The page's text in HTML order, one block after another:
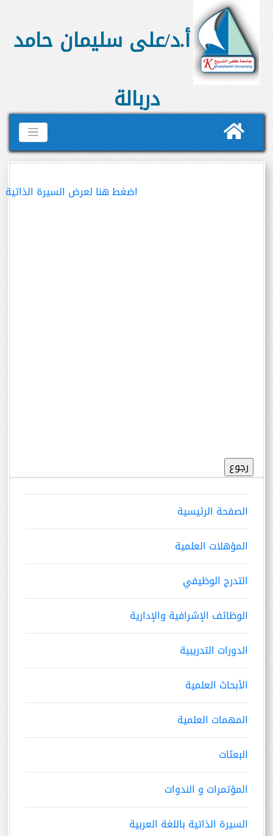
أ.د/على سليمان حامد
دربالة
الصفحة الرئيسية
المؤهلات العلمية
التدرج الوظيفي
الوظائف الإشرافية والإدارية
الدورات التدريبية
الأبحاث العلمية
المهمات العلمية
البعثات
المؤتمرات و الندوات
السيرة الذاتية باللغة العربية
اضغط هنا لعرض السيرة الذاتية